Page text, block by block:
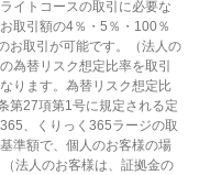
イトコースの取引に必要な
取引額の4％・5％・100％
お取引が可能です。（法人の
為替リスク想定比率を取引
ります。為替リスク想定比
第27項第1号に規定される定
、くりっく365ラージの取
準額で、個人のお客様の場
法人のお客様は、証拠金の